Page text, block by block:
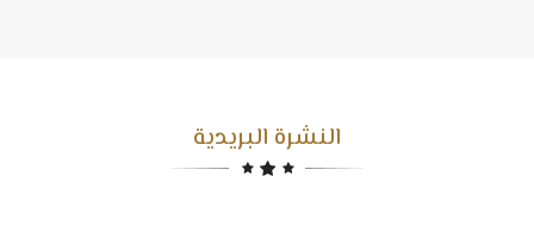
النشرة البريدية